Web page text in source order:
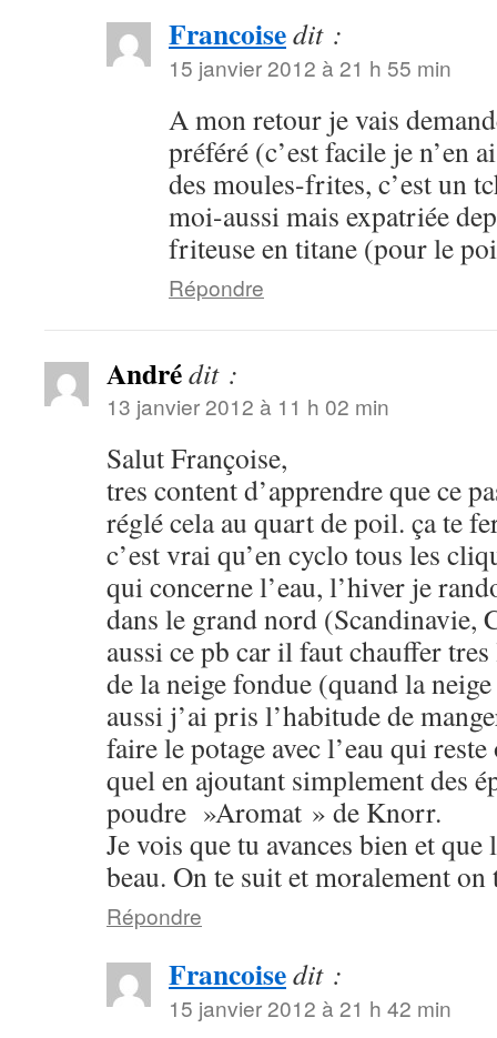
Francoisedit :
15 janvier 2012 à 21 h 55 min
A mon retour je vais
préféré (c’est facile je n’en
des moules-frites, c’est un
moi-aussi mais expatriée
friteuse en titane (pour le
Répondre
Andrédit :
13 janvier 2012 à 11 h 02 min
Salut Françoise,
tres content d’apprendre que ce
réglé cela au quart de poil. ça te
c’est vrai qu’en cyclo tous les
qui concerne l’eau, l’hiver je
dans le grand nord (Scandinavie,
aussi ce pb car il faut chauffer
de la neige fondue (quand la
aussi j’ai pris l’habitude de
faire le potage avec l’eau qui
quel en ajoutant simplement des
poudre »Aromat » de Knorr.
Je vois que tu avances bien et
beau. On te suit et moralement on
Répondre
Francoisedit :
15 janvier 2012 à 21 h 42 min